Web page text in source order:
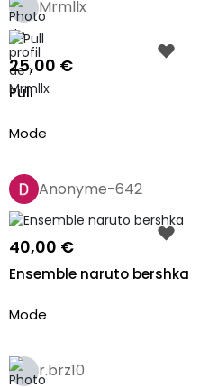
Mrmllx
25,00 €
Pull
Mode
Anonyme-642
40,00 €
Ensemble naruto bershka
Mode
r.brz10